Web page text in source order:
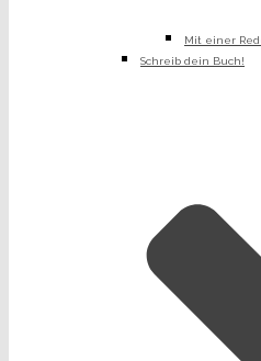
Mit einer
Schreib dein Buch!